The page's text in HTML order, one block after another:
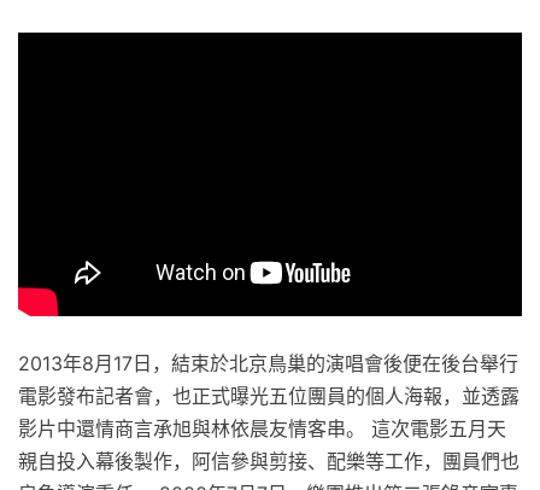
2013年8月17日，結束於北京鳥巢的演唱會後便在後台舉行
電影發布記者會，也正式曝光五位團員的個人海報，並透露
影片中還情商言承旭與林依晨友情客串。 這次電影五月天
親自投入幕後製作，阿信參與剪接、配樂等工作，團員們也